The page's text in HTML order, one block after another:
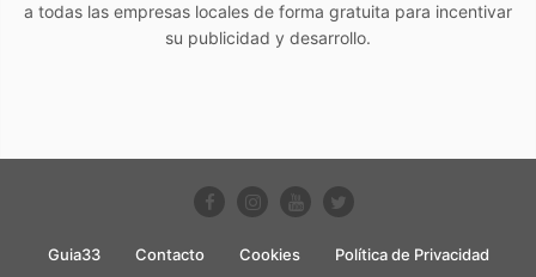
a todas las empresas locales de forma gratuita para incentivar
su publicidad y desarrollo.
Guia33 Contacto Cookies
Política de Privacidad